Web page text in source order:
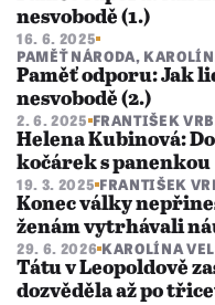
nesvobodě (1.)
16. 6. 2025
PAMĚŤ NÁRODA,
Paměť odporu: Jak
nesvobodě (2.)
2. 6. 2025 FRANTIŠEK
Helena Kubinová:
kočárek s panenkou
19. 3. 2025 FRANTIŠEK
Konec války
ženám vytrhávali
29. 6. 2026 KAROLÍNA
Tátu v Leopoldově
dozvěděla až po